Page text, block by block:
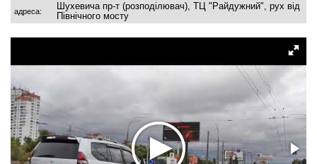
адреса:
Шухевича пр-т (розподілювач), ТЦ "Райдужний", рух від
Північного мосту